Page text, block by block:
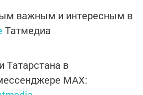
важным и интересным в
Татмедиа
Татарстана в
MАХ: